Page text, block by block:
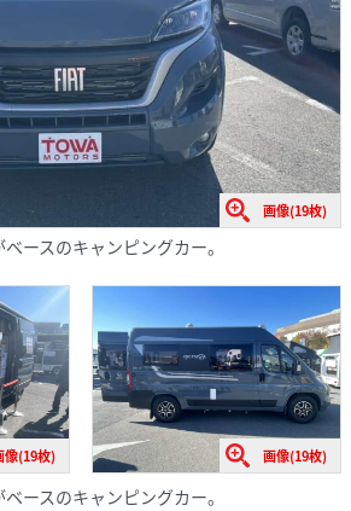
画像(19枚)
ースのキャンピングカー。
像(19枚) 画像(19枚)
ースのキャンピングカー。